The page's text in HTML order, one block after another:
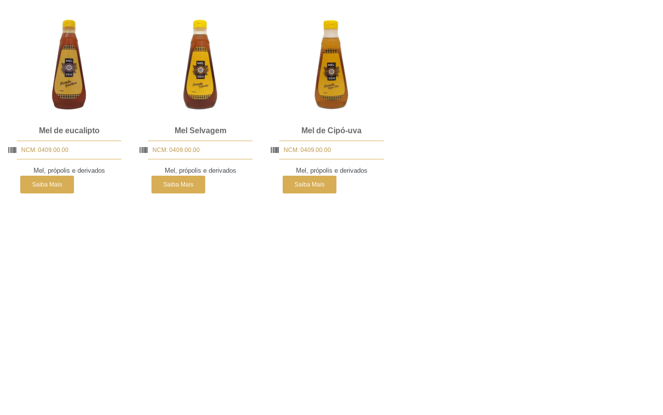
Mel de eucalipto
NCM: 0409.00.00
Mel, própolis e derivados
Saiba Mais
Mel Selvagem
NCM: 0409.00.00
Mel, própolis e derivados
Saiba Mais
Mel de Cipó-uva
NCM: 0409.00.00
Mel, própolis e derivados
Saiba Mais